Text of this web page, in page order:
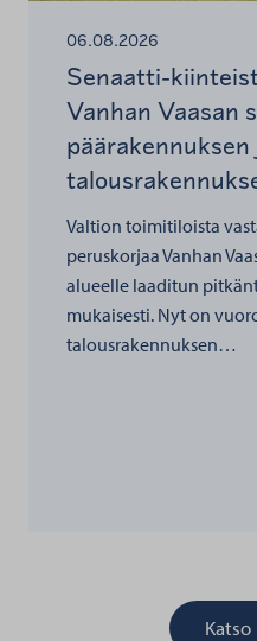
06.08.2026
Senaatti-
Vanhan Vaasan
päärakennuksen
Valtion toimitiloista
peruskorjaa Vanhan
alueelle laaditun
mukaisesti. Nyt on
talousrakennuksen…
Katso